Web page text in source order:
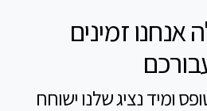
זמינים
ומיד נציג שלנו ישוחח